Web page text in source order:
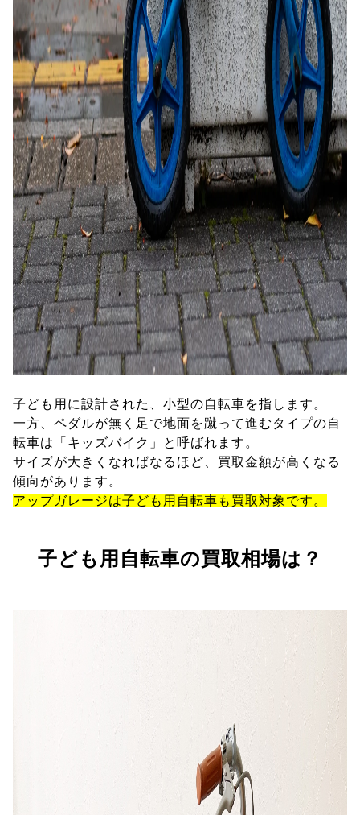
子ども用に設計された、小型の自転車を指します。
一方、ペダルが無く足で地面を蹴って進むタイプの自
転車は「キッズバイク」と呼ばれます。
サイズが大きくなればなるほど、買取金額が高くなる
傾向があります。
アップガレージは子ども用自転車も買取対象です。
子ども用自転車の買取相場は？